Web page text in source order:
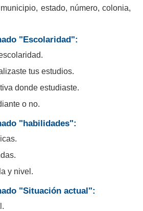
sus habilidades,
relevantes.
nos esforzamos por
candidatos ideales para
siempre protegiendo la
seguridad de todos los
usuarios."
encuentra el
mejor se adapta a ti.
estado, número, colonia,
"Escolaridad":
tus estudios.
donde estudiaste.
o no.
"habilidades":
y nivel.
"Situación actual":